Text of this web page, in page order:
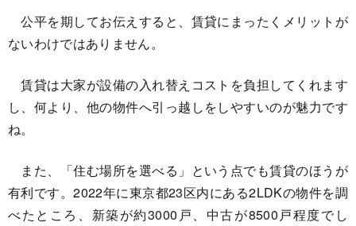
公平を期してお伝えすると、賃貸にまったくメリットが
ないわけではありません。
賃貸は大家が設備の入れ替えコストを負担してくれます
し、何より、他の物件へ引っ越しをしやすいのが魅力です
ね。
また、「住む場所を選べる」という点でも賃貸のほうが
有利です。2022年に東京都23区内にある2LDKの物件を調
べたところ、新築が約3000戸、中古が8500戸程度でし